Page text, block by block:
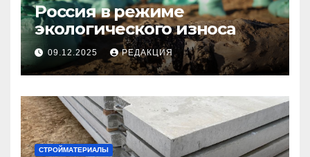
Россия в режиме
экологического износа
09.12.2025 РЕДАКЦИЯ
СТРОЙМАТЕРИАЛЫ